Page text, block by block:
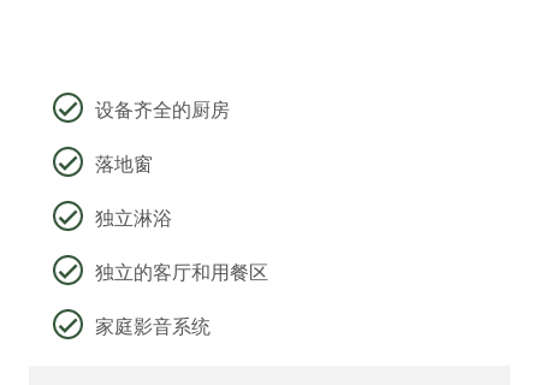
设备齐全的厨房
落地窗
独立淋浴
独立的客厅和用餐区
家庭影音系统